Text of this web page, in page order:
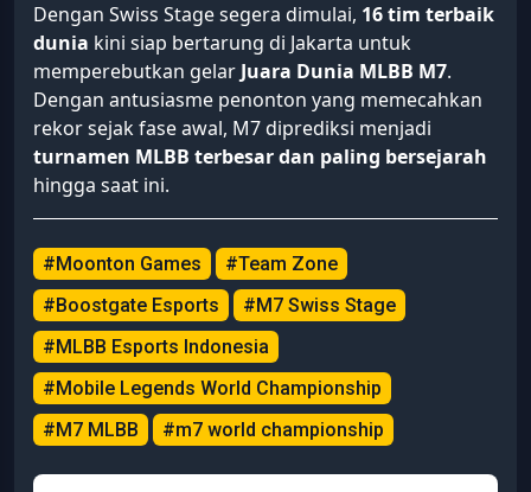
Dengan Swiss Stage segera dimulai, 16 tim terbaik
dunia kini siap bertarung di Jakarta untuk
memperebutkan gelar Juara Dunia MLBB M7.
Dengan antusiasme penonton yang memecahkan
rekor sejak fase awal, M7 diprediksi menjadi
turnamen MLBB terbesar dan paling bersejarah
hingga saat ini.
#Moonton Games
#Team Zone
#Boostgate Esports
#M7 Swiss Stage
#MLBB Esports Indonesia
#Mobile Legends World Championship
#M7 MLBB
#m7 world championship